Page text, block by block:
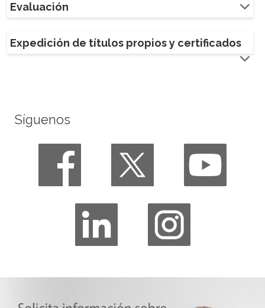
Evaluación
Expedición de títulos propios y certificados
Síguenos